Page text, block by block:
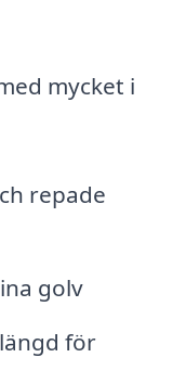
mycket i
repade
golv
för